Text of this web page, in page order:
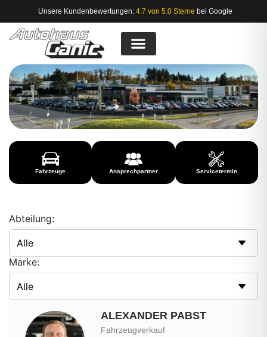
Unsere Kundenbewertungen: 4.7 von 5.0 Sterne bei Google
Fahrzeuge Ansprechpartner Servicetermin
Abteilung:
Marke:
ALEXANDER PABST
Fahrzeugverkauf